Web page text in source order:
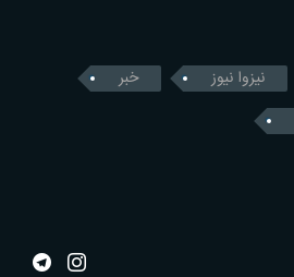
نیزوا نیوز
خبر